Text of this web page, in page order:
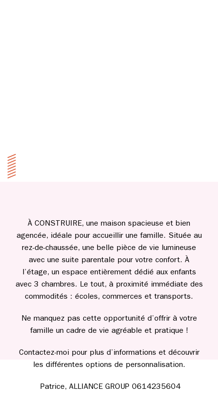
À CONSTRUIRE, une maison spacieuse et bien
agencée, idéale pour accueillir une famille. Située au
rez-de-chaussée, une belle pièce de vie lumineuse
avec une suite parentale pour votre confort. À
l’étage, un espace entièrement dédié aux enfants
avec 3 chambres. Le tout, à proximité immédiate des
commodités : écoles, commerces et transports.
Ne manquez pas cette opportunité d’offrir à votre
famille un cadre de vie agréable et pratique !
Contactez-moi pour plus d’informations et découvrir
les différentes options de personnalisation.
Patrice, ALLIANCE GROUP 0614235604